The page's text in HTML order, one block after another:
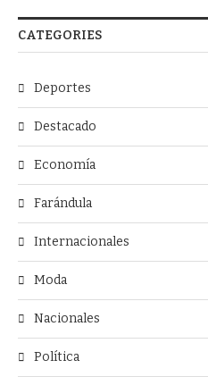
CATEGORIES
Deportes
Destacado
Economía
Farándula
Internacionales
Moda
Nacionales
Política